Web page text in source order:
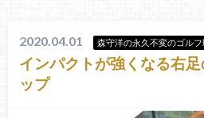
2020.04.01 森守洋の永久不変のゴル
インパクトが強くなる右
ップ